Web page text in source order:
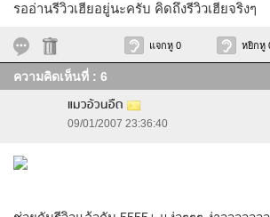
รออ่านรีวิวเฮียอยู่นะครับ คิดถึงรีวิวเฮียจริงๆ
แจกหู 0 หยิกหู
ความคิดเห็นที่ : 6
แมวอ้วนอืด
09/01/2007 23:36:40